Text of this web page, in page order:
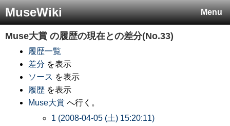
Menu
MuseWiki
Muse大賞 の履歴の現在との差分(No.33)
履歴一覧
差分 を表示
ソース を表示
履歴 を表示
Muse大賞 へ行く。
1 (2008-04-05 (土) 15:20:11)